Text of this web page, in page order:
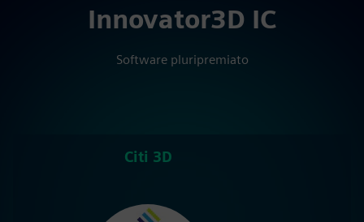
Innovator3D IC
Software pluripremiato
Citi 3D